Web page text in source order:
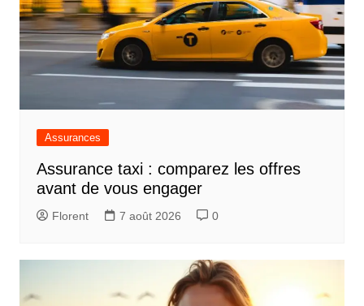
Assurances
Assurance taxi : comparez les offres
avant de vous engager
Florent 7 août 2026 0